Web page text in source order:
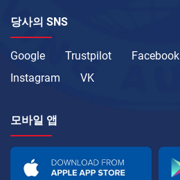
당사의 SNS
Google Trustpilot Facebook
Instagram
VK
모바일 앱